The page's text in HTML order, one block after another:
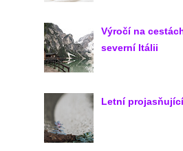
Výročí na
severní Itálii
Letní